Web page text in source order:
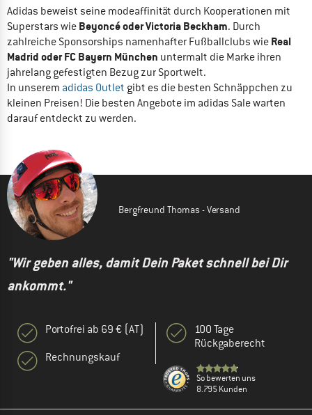
Adidas beweist seine modeaffinität durch Kooperationen mit
Superstars wie Beyoncé oder Victoria Beckham. Durch
zahlreiche Sponsorships namenhafter Fußballclubs wie Real
Madrid oder FC Bayern München untermalt die Marke ihren
jahrelang gefestigten Bezug zur Sportwelt.
In unserem adidas Outlet gibt es die besten Schnäppchen zu
kleinen Preisen! Die besten Angebote im adidas Sale warten
darauf entdeckt zu werden.
Bergfreund Thomas - Versand
"Wir geben alles, damit Dein Paket schnell bei Dir
ankommt."
Portofrei ab 69 € (AT)
Rechnungskauf
100 Tage
Rückgaberecht
So bewerten uns
8.795 Kunden